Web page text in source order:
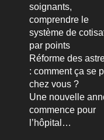
soignants,
comprendre le
système de
par points
Réforme des
: comment ça se
chez vous ?
Une nouvelle
commence pour
l’hôpital…